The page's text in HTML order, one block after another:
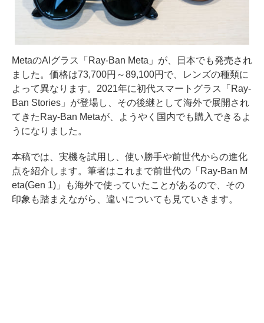
MetaのAIグラス「Ray-Ban Meta」が、日本でも発売され
ました。価格は73,700円～89,100円で、レンズの種類に
よって異なります。2021年に初代スマートグラス「Ray-
Ban Stories」が登場し、その後継として海外で展開され
てきたRay-Ban Metaが、ようやく国内でも購入できるよ
うになりました。
本稿では、実機を試用し、使い勝手や前世代からの進化
点を紹介します。筆者はこれまで前世代の「Ray-Ban M
eta(Gen 1)」も海外で使っていたことがあるので、その
印象も踏まえながら、違いについても見ていきます。